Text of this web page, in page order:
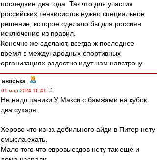
последние два года. Так что для участия
российских теннисистов нужно специальное
решение, которое сделало бы для россиян
исключение из правил.
Конечно же сделают, всегда ж последнее
время в международных спортивных
организациях радостно идут нам навстречу..
авоська -
01 мар 2024 16:41
Не надо паники.У Макси с бамжами на кубок
два сухаря.
Херово что из-за дебильного айди в Питер нету
смысла ехать.
Мало того что евровыездов нету так ещё и